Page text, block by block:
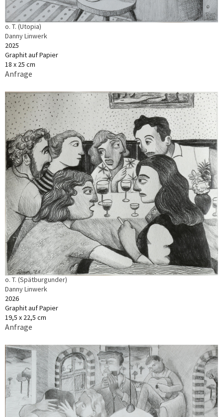
o. T. (Utopia)
Danny Linwerk
2025
Graphit auf Papier
18 x 25 cm
Anfrage
o. T. (Spätburgunder)
Danny Linwerk
2026
Graphit auf Papier
19,5 x 22,5 cm
Anfrage